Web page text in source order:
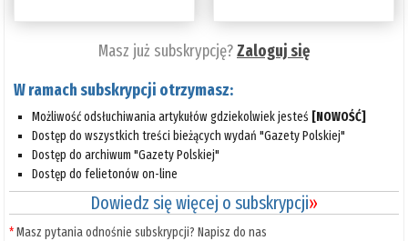
Masz już subskrypcję?Zaloguj się
W ramach subskrypcji otrzymasz:
Możliwość odsłuchiwania artykułów gdziekolwiek jesteś [NOWOŚĆ]
Dostęp do wszystkich treści bieżących wydań "Gazety Polskiej"
Dostęp do archiwum "Gazety Polskiej"
Dostęp do felietonów on-line
Dowiedz się więcej o subskrypcji»
*Masz pytania odnośnie subskrypcji? Napisz do nas